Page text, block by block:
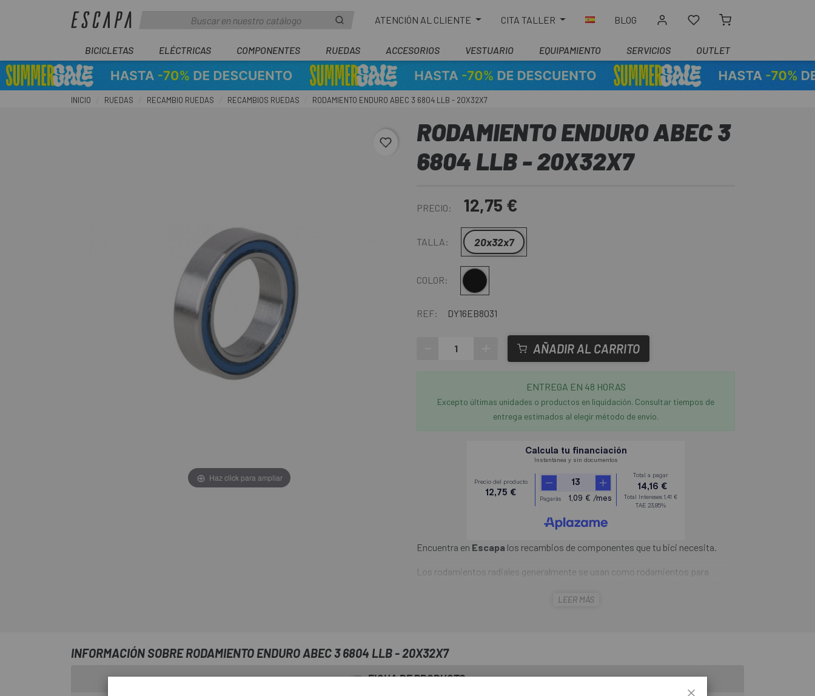
ATENCIÓN AL CLIENTE CITA TALLER BLOG
BICICLETAS ELÉCTRICAS COMPONENTES RUEDAS ACCESORIOS VESTUARIO EQUIPAMIENTO SERVICIOS OUTLET
INICIO RUEDAS RECAMBIO RUEDAS RECAMBIOS RUEDAS RODAMIENTO ENDURO ABEC 3 6804 LLB - 20X32X7
favorite_border
Haz click para ampliar
RODAMIENTO ENDURO ABEC 3
6804 LLB - 20X32X7
PRECIO: 12,75 €
TALLA: 20x32x7
COLOR: Multi
REF: DY16EB8031
AÑADIR AL CARRITO
ENTREGA EN 48 HORAS
Excepto últimas unidades o productos en liquidación. Consultar tiempos de
entrega estimados al elegir método de envío.
Encuentra en Escapa los recambios de componentes que tu bici necesita.
Los rodamientos radiales generalmente se usan como rodamientos para
cuenta con carreras de diseño de ranura profunda, con
LEER MÁS
INFORMACIÓN SOBRE RODAMIENTO ENDURO ABEC 3 6804 LLB - 20X32X7
FICHA DE PRODUCTO